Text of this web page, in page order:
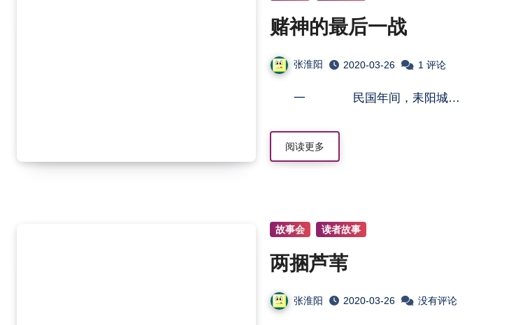
赌神的最后一战
张淮阳 2020-03-26 1 评论
一 民国年间，耒阳城…
阅读更多
故事会 读者故事
两捆芦苇
张淮阳 2020-03-26 没有评论